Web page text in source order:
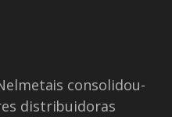
consolidou-
distribuidoras